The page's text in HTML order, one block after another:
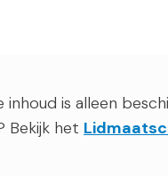
inhoud is alleen
Bekijk het